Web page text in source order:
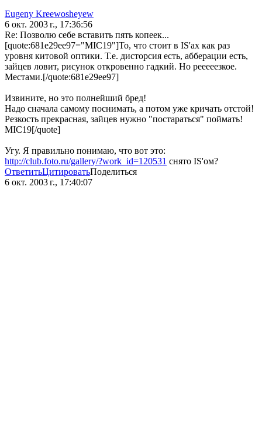
Eugeny Kreewosheyew
6 окт. 2003 г., 17:36:56
Re: Позволю себе вставить пять копеек...
[quote:681e29ee97="MIC19"]То, что стоит в IS'ах как раз
уровня китовой оптики. Т.е. дисторсия есть, абберации есть,
зайцев ловит, рисунок откровенно гадкий. Но рееееезкое.
Местами.[/quote:681e29ee97]
Извините, но это полнейший бред!
Надо сначала самому поснимать, а потом уже кричать отстой!
Резкость прекрасная, зайцев нужно "постараться" поймать!
MIC19[/quote]
Угу. Я правильно понимаю, что вот это:
http://club.foto.ru/gallery/?work_id=120531 снято IS'ом?
ОтветитьЦитироватьПоделиться
6 окт. 2003 г., 17:40:07